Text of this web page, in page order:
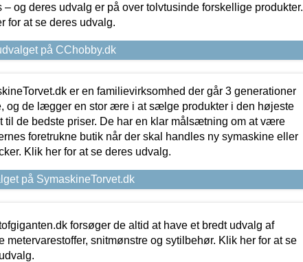
– og deres udvalg er på over tolvtusinde forskellige produkter.
for at se deres udvalg.
på CChobby.dk
er en familievirksomhed der går 3 generationer
og de lægger en stor ære i at sælge produkter i den højeste
til de bedste priser. De har en klar målsætning om at være
foretrukne butik når der skal handles ny symaskine eller
Klik her for at se deres udvalg.
på SymaskineTorvet.dk
forsøger de altid at have et bredt udvalg af
metervarestoffer, snitmønstre og sytilbehør. Klik her for at se